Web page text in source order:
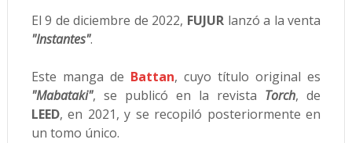
El 9 de diciembre de 2022, FUJUR lanzó a la venta
"Instantes".
Este manga de Battan, cuyo título original es
"Mabataki", se publicó en la revista Torch, de
LEED, en 2021, y se recopiló posteriormente en
un tomo único.